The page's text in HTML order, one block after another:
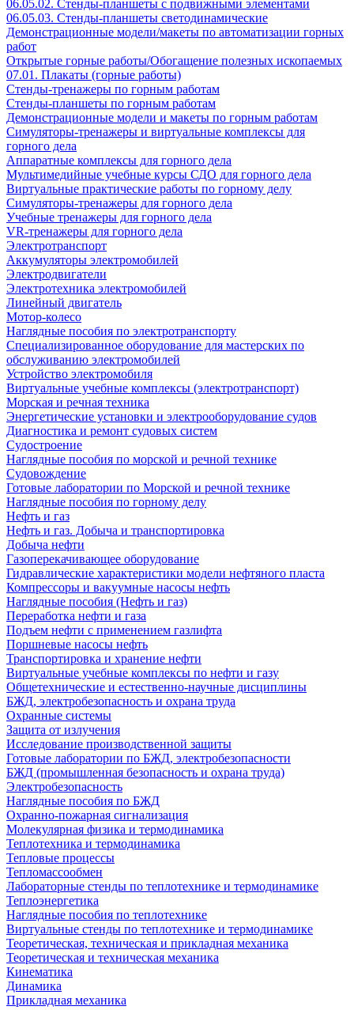
06.05.02. Стенды-планшеты с подвижными элементами
06.05.03. Стенды-планшеты светодинамические
Демонстрационные модели/макеты по автоматизации горных
работ
Открытые горные работы/Обогащение полезных ископаемых
07.01. Плакаты (горные работы)
Стенды-тренажеры по горным работам
Стенды-планшеты по горным работам
Демонстрационные модели и макеты по горным работам
Симуляторы-тренажеры и виртуальные комплексы для
горного дела
Аппаратные комплексы для горного дела
Мультимедийные учебные курсы СДО для горного дела
Виртуальные практические работы по горному делу
Симуляторы-тренажеры для горного дела
Учебные тренажеры для горного дела
VR-тренажеры для горного дела
Электротранспорт
Аккумуляторы электромобилей
Электродвигатели
Электротехника электромобилей
Линейный двигатель
Мотор-колесо
Наглядные пособия по электротранспорту
Специализированное оборудование для мастерских по
обслуживанию электромобилей
Устройство электромобиля
Виртуальные учебные комплексы (электротранспорт)
Морская и речная техника
Энергетические установки и электрооборудование судов
Диагностика и ремонт судовых систем
Судостроение
Наглядные пособия по морской и речной технике
Судовождение
Готовые лаборатории по Морской и речной технике
Наглядные пособия по горному делу
Нефть и газ
Нефть и газ. Добыча и транспортировка
Добыча нефти
Газоперекачивающее оборудование
Гидравлические характеристики модели нефтяного пласта
Компрессоры и вакуумные насосы нефть
Наглядные пособия (Нефть и газ)
Переработка нефти и газа
Подъем нефти с применением газлифта
Поршневые насосы нефть
Транспортировка и хранение нефти
Виртуальные учебные комплексы по нефти и газу
Общетехнические и естественно-научные дисциплины
БЖД, электробезопасность и охрана труда
Охранные системы
Защита от излучения
Исследование производственной защиты
Готовые лаборатории по БЖД, электробезопасности
БЖД (промышленная безопасность и охрана труда)
Электробезопасность
Наглядные пособия по БЖД
Охранно-пожарная сигнализация
Молекулярная физика и термодинамика
Теплотехника и термодинамика
Тепловые процессы
Тепломассообмен
Лабораторные стенды по теплотехнике и термодинамике
Теплоэнергетика
Наглядные пособия по теплотехнике
Виртуальные стенды по теплотехнике и термодинамике
Теоретическая, техническая и прикладная механика
Теоретическая и техническая механика
Кинематика
Динамика
Прикладная механика